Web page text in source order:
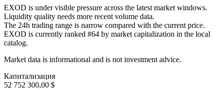
EXOD is under visible pressure across the latest market windows.
Liquidity quality needs more recent volume data.
The 24h trading range is narrow compared with the current price.
EXOD is currently ranked #64 by market capitalization in the local
catalog.
Market data is informational and is not investment advice.
Капитализация
52 752 300,00 $